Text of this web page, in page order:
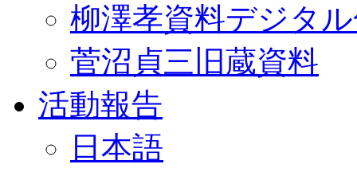
柳澤孝資料デジタ
菅沼貞三旧蔵資料
活動報告
日本語